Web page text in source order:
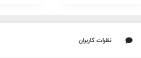
نظرات کاربران